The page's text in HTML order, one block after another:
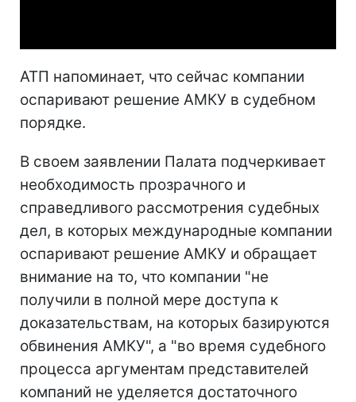
АТП напоминает, что сейчас компании
оспаривают решение АМКУ в судебном
порядке.
В своем заявлении Палата подчеркивает
необходимость прозрачного и
справедливого рассмотрения судебных
дел, в которых международные компании
оспаривают решение АМКУ и обращает
внимание на то, что компании "не
получили в полной мере доступа к
доказательствам, на которых базируются
обвинения АМКУ", а "во время судебного
процесса аргументам представителей
компаний не уделяется достаточного